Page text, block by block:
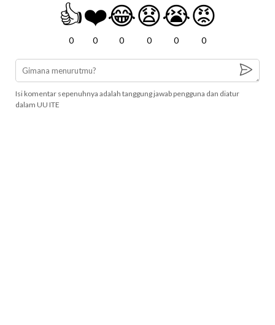
👍
0
❤️
0
😂
0
😧
0
😭
0
😡
0
Isi komentar sepenuhnya adalah tanggung jawab pengguna dan diatur
dalam UU ITE